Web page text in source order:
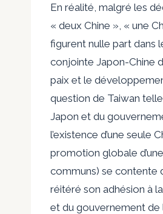
En réalité, malgré les
« deux Chine », « une
figurent nulle part dans
conjointe Japon-Chine
paix et le
question de Taiwan
Japon et du
l’existence d’une seule
promotion globale
communs) se contente
réitéré son adhésion à
et du gouvernement de